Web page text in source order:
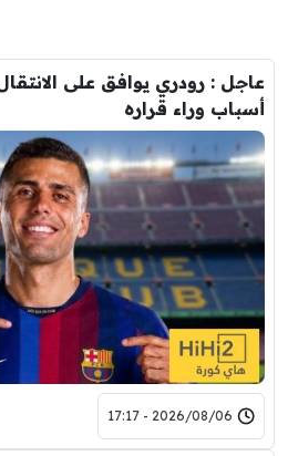
أسباب وراء قراره
2026/08/06 - 17:17